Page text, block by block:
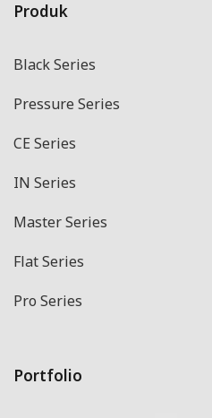
Produk
Black Series
Pressure Series
CE Series
IN Series
Master Series
Flat Series
Pro Series
Portfolio